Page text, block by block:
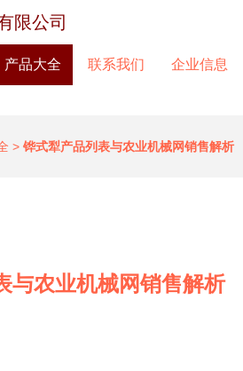
限公司
产品大全 联系我们 企业信息
> 铧式犁产品列表与农业机械网销售解析
与农业机械网销售解析